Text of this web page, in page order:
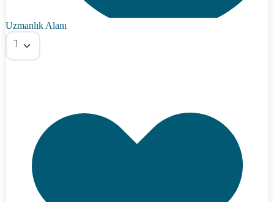
Uzmanlık Alanı
Tümü